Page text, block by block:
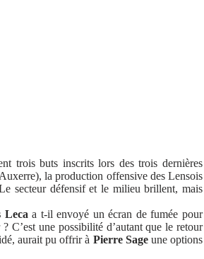
trois buts inscrits lors des trois dernières
la production offensive des Lensois
secteur défensif et le milieu brillent, mais
Leca a t-il envoyé un écran de fumée pour
C’est une possibilité d’autant que le retour
aurait pu offrir à Pierre Sageune options